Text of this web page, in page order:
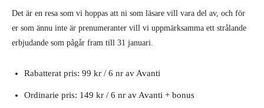
Det är en resa som vi hoppas att ni som läsare vill vara del av, och för
er som ännu inte är prenumeranter vill vi uppmärksamma ett strålande
erbjudande som pågår fram till 31 januari.
Rabatterat pris: 99 kr / 6 nr av Avanti
Ordinarie pris: 149 kr / 6 nr av Avanti + bonus